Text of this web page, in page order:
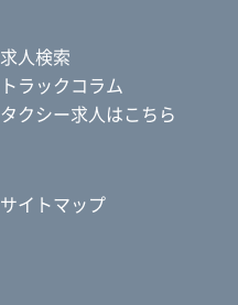
求人検索
トラックコラム
タクシー求人はこちら
サイトマップ